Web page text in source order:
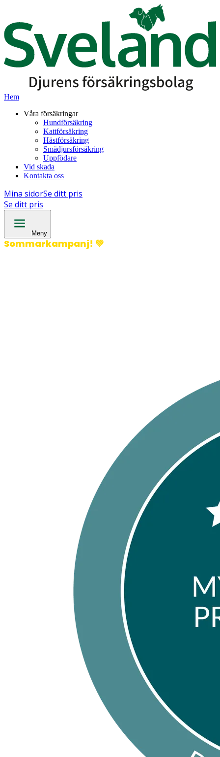
Hem
Våra försäkringar
Hundförsäkring
Kattförsäkring
Hästförsäkring
Smådjursförsäkring
Uppfödare
Vid skada
Kontakta oss
Mina sidorSe ditt pris
Se ditt pris
Meny
Sommarkampanj! 💚